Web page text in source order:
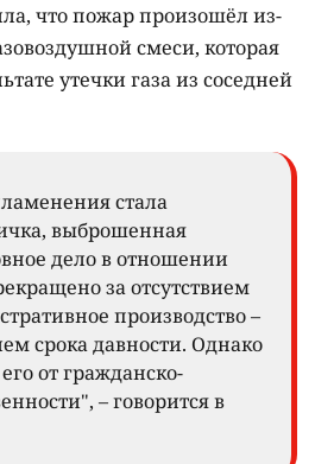
что пожар произошёл из-
смеси, которая
утечки газа из соседней
стала
выброшенная
дело в отношении
за отсутствием
производство –
срока давности. Однако
от гражданско-
– говорится в